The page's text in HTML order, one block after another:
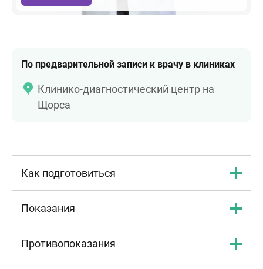
По предварительной записи к врачу в клиниках
Клинико-диагностический центр на
Щорса
Как подготовиться
Показания
Противопоказания